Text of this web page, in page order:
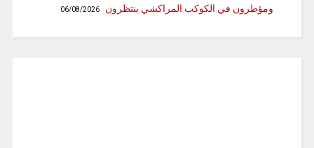
ومؤطرون في الكوكب المراكشي ينتظرون
06/08/2026